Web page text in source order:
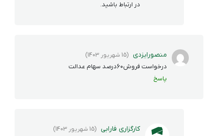
در ارتباط باشید.
منصورایزدی (15 شهریور 1403)
درخواست فروش۶۰درصد سهام عدالت
پاسخ
کارگزاری فارابی (15 شهریور 1403)